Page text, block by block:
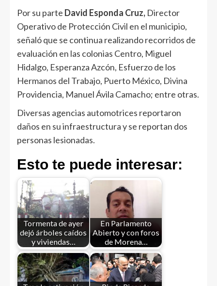
Por su parte David Esponda Cruz, Director
Operativo de Protección Civil en el municipio,
señaló que se continua realizando recorridos de
evaluación en las colonias Centro, Miguel
Hidalgo, Esperanza Azcón, Esfuerzo de los
Hermanos del Trabajo, Puerto México, Divina
Providencia, Manuel Ávila Camacho; entre otras.
Diversas agencias automotrices reportaron
daños en su infraestructura y se reportan dos
personas lesionadas.
Esto te puede interesar:
Tormenta de ayer
dejó árboles caídos
y viviendas…
En Parlamento
Abierto y con foros
de Morena…